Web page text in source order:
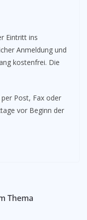
Eintritt ins
Anmeldung und
kostenfrei. Die
Post, Fax oder
vor Beginn der
Thema